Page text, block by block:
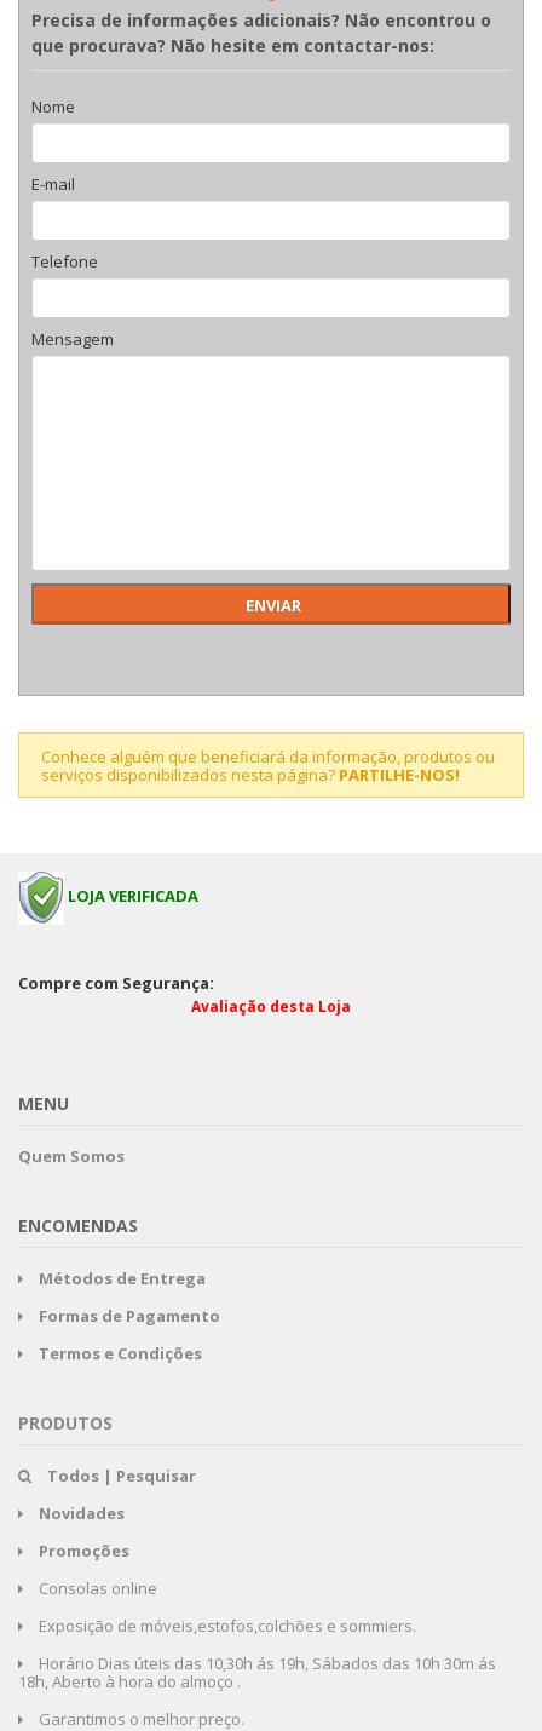
Precisa de informações adicionais? Não encontrou o
que procurava? Não hesite em contactar-nos:
Nome
E-mail
Telefone
Mensagem
Conhece alguém que beneficiará da informação, produtos ou
serviços disponibilizados nesta página? PARTILHE-NOS!
LOJA VERIFICADA
Compre com Segurança:
Avaliação desta Loja
MENU
Quem Somos
ENCOMENDAS
Métodos de Entrega
Formas de Pagamento
Termos e Condições
PRODUTOS
Todos | Pesquisar
Novidades
Promoções
Consolas online
Exposição de móveis,estofos,colchões e sommiers.
Horário Dias úteis das 10,30h ás 19h, Sábados das 10h 30m ás
18h, Aberto à hora do almoço .
Garantimos o melhor preço.